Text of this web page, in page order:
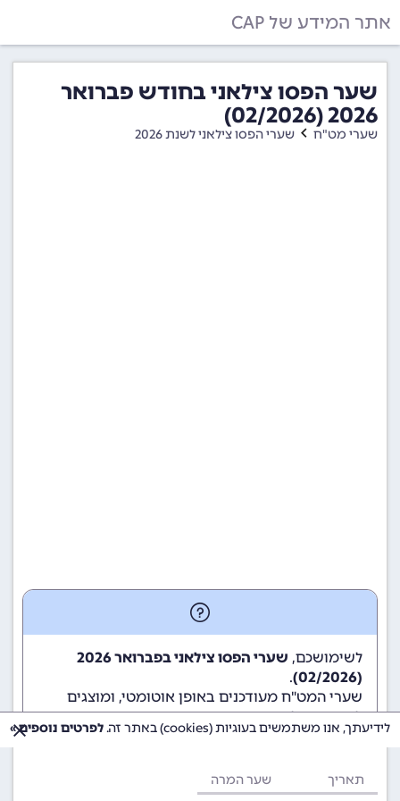
אתר המידע של CAP
שער הפסו צילאני בחודש פברואר
2026 (02/2026)
שערי מט"ח שערי הפסו צילאני לשנת 2026
לשימושכם,
שערי הפסו צילאני בפברואר 2026
(02/2026)
.
שערי המט"ח מעודכנים באופן אוטומטי, ומוצגים
לשימוש גולשי ומשתמשי האתר.
תאריך שער המרה
לידיעתך, אנו משתמשים בעוגיות (cookies) באתר זה. לפרטים נוספים »